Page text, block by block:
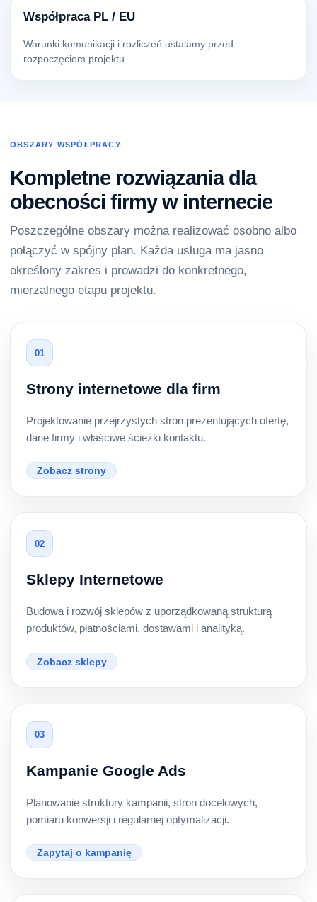
Współpraca PL / EU
Warunki komunikacji i rozliczeń ustalamy przed
rozpoczęciem projektu.
OBSZARY WSPÓŁPRACY
Kompletne rozwiązania dla
obecności firmy w internecie
Poszczególne obszary można realizować osobno albo
połączyć w spójny plan. Każda usługa ma jasno
określony zakres i prowadzi do konkretnego,
mierzalnego etapu projektu.
01
Strony internetowe dla firm
Projektowanie przejrzystych stron prezentujących ofertę,
dane firmy i właściwe ścieżki kontaktu.
Zobacz strony
02
Sklepy Internetowe
Budowa i rozwój sklepów z uporządkowaną strukturą
produktów, płatnościami, dostawami i analityką.
Zobacz sklepy
03
Kampanie Google Ads
Planowanie struktury kampanii, stron docelowych,
pomiaru konwersji i regularnej optymalizacji.
Zapytaj o kampanię